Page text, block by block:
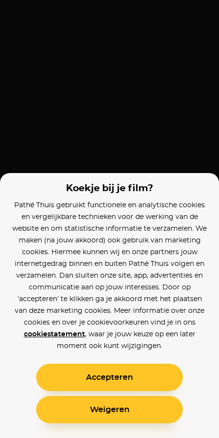
Koekje bij je film?
Pathé Thuis gebruikt functionele en analytische cookies
en vergelijkbare technieken voor de werking van de
website en om statistische informatie te verzamelen. We
maken (na jouw akkoord) ook gebruik van marketing
cookies. Hiermee kunnen wij en onze partners jouw
internetgedrag binnen en buiten Pathé Thuis volgen en
verzamelen. Dan sluiten onze site, app, advertenties en
communicatie aan op jouw interesses. Door op
‘accepteren’ te klikken ga je akkoord met het plaatsen
van deze marketing cookies. Meer informatie over onze
cookies en over je cookievoorkeuren vind je in ons
cookiestatement, waar je jouw keuze op een later
moment ook kunt wijzigingen.
Accepteren
Weigeren